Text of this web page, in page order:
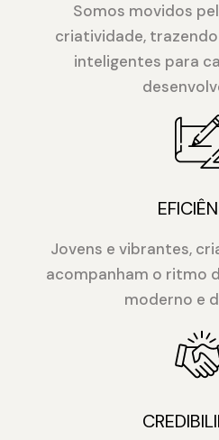
Somos movidos
criatividade,
inteligentes para
Jovens e vibrantes,
acompanham o ritmo
moderno e